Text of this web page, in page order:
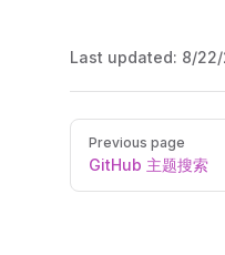
Last updated: 8/22/
Pager
Previous page
GitHub 主题搜索